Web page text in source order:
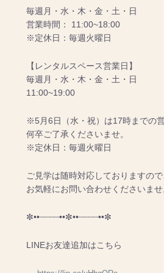
毎週月・水・木・金・土・日
営業時間： 11:00~18:00
※定休日：毎週火曜日
【レンタルスペース営業日】
毎週月・水・木・金・土・日
11:00~19:00
※5月6日（水・祝）は17時までの
何卒ご了承くださいませ。
※定休日：毎週火曜日
ご見学は随時対応しておりますので
お気軽にお問い合わせくださいませ
✼••┈┈┈┈••✼••┈┈┈┈••✼
LINEお友達追加はこちら